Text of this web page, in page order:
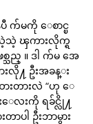
က်မကို ေစာင္ၿ
သဲ့ ၾကားလိုက္ရ
ည္ ။ ဒါ က်မ အေ
လို႔ ဦးအခန္း
ားတားလဲ “ဟု ေ
ေလးကို ရခ်င္လို႔
ပါ ဦးဘာမွား